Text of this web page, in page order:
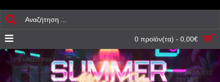
0 προϊόν(τα) - 0,00€